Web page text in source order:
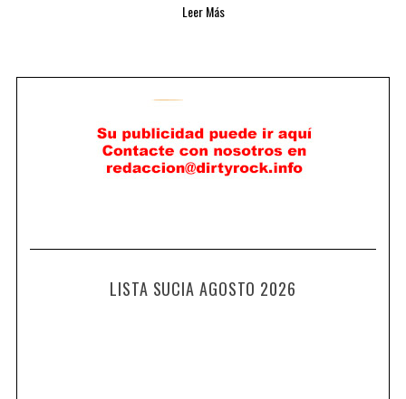
Leer Más
LISTA SUCIA AGOSTO 2026